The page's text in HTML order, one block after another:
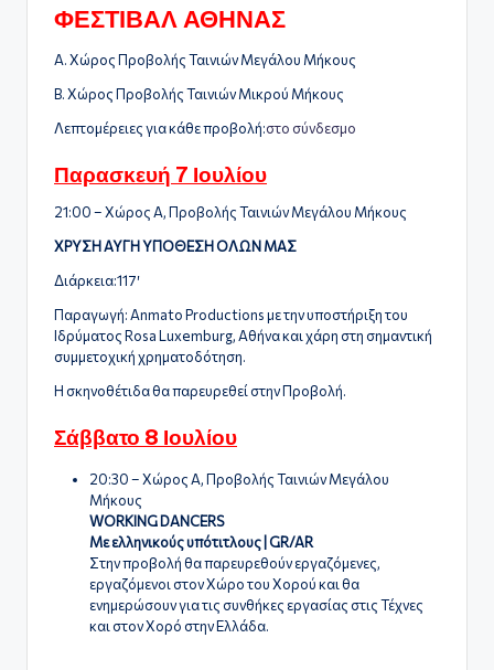
ΦΕΣΤΙΒΑΛ ΑΘΗΝΑΣ
Α. Χώρος Προβολής Ταινιών Μεγάλου Μήκους
Β. Χώρος Προβολής Ταινιών Μικρού Μήκους
Λεπτομέρειες για κάθε προβολή:στο σύνδεσμο
Παρασκευή 7 Ιουλίου
21:00 – Χώρος Α, Προβολής Ταινιών Μεγάλου Μήκους
ΧΡΥΣΗ ΑΥΓΗ ΥΠΟΘΕΣΗ ΟΛΩΝ ΜΑΣ
Διάρκεια:117′
Παραγωγή: Anmato Productions με την υποστήριξη του
Ιδρύματος Rosa Luxemburg, Αθήνα και χάρη στη σημαντική
συμμετοχική χρηματοδότηση.
Η σκηνοθέτιδα θα παρευρεθεί στην Προβολή.
Σάββατο 8 Ιουλίου
20:30 – Χώρος Α, Προβολής Ταινιών Μεγάλου
Μήκους
WORKING DANCERS
Με ελληνικούς υπότιτλους | GR/AR
Στην προβολή θα παρευρεθούν εργαζόμενες,
εργαζόμενοι στον Χώρο του Χορού και θα
ενημερώσουν για τις συνθήκες εργασίας στις Τέχνες
και στον Χορό στην Ελλάδα.